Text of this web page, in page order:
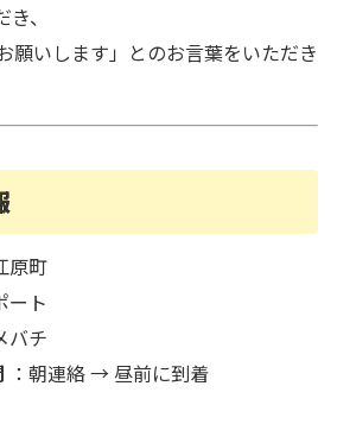
、
願いします」とのお言葉をいただき
原町
ート
バチ
：朝連絡 → 昼前に到着